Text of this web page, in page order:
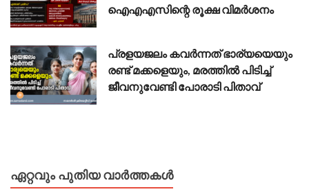
ഐഎഎസിന്റെ രൂക്ഷ വിമർശനം
പ്രളയജലം കവർന്നത് ഭാര്യയെയും
രണ്ട് മക്കളെയും, മരത്തിൽ പിടിച്ച്
ജീവനുവേണ്ടി പോരാടി പിതാവ്
ഏറ്റവും പുതിയ വാർത്തകൾ